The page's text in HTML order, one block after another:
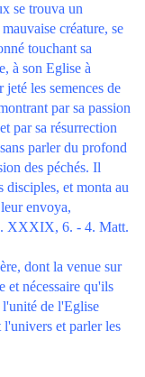
se trouva un
créature, se
touchant sa
à son Eglise à
les semences de
par sa passion
par sa résurrection
parler du profond
des péchés. Il
disciples, et monta au
envoya,
XXXIX, 6. - 4. Matt.
dont la venue sur
et nécessaire qu'ils
l'unité de l'Eglise
et parler les